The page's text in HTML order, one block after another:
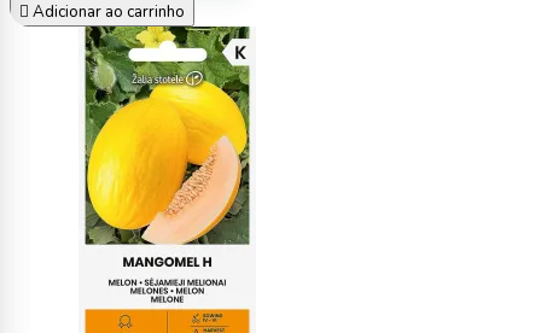
 Adicionar ao carrinho